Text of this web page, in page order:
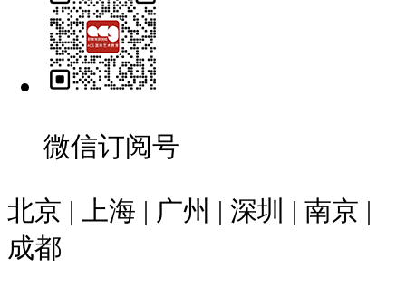
微信订阅号
北京 | 上海 | 广州 | 深圳 | 南京 |
成都